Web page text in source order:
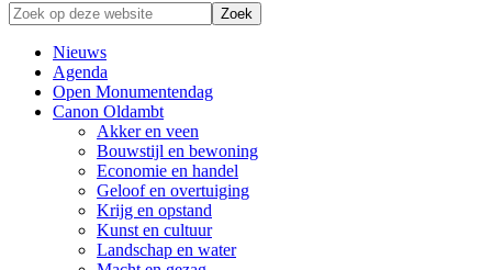
Zonder
verleden
geen
toekomst
Zoek
op
deze
website
Nieuws
Agenda
Open Monumentendag
Canon Oldambt
Akker en veen
Bouwstijl en bewoning
Economie en handel
Geloof en overtuiging
Krijg en opstand
Kunst en cultuur
Landschap en water